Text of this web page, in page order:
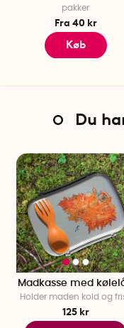
pakker
Fra 40 kr
Køb
Du
Madkasse med
Holder maden kold og
125 kr